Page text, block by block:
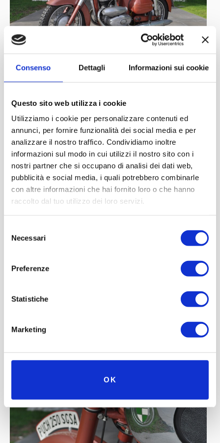
Consenso Dettagli Informazioni sui cookie
Questo sito web utilizza i cookie
Utilizziamo i cookie per personalizzare contenuti ed
annunci, per fornire funzionalità dei social media e per
analizzare il nostro traffico. Condividiamo inoltre
informazioni sul modo in cui utilizzi il nostro sito con i
nostri partner che si occupano di analisi dei dati web,
pubblicità e social media, i quali potrebbero combinarle
con altre informazioni che hai fornito loro o che hanno
raccolto dal tuo utilizzo dei loro servizi.
delNecessari
Preferenze
Statistiche
Marketing
OK